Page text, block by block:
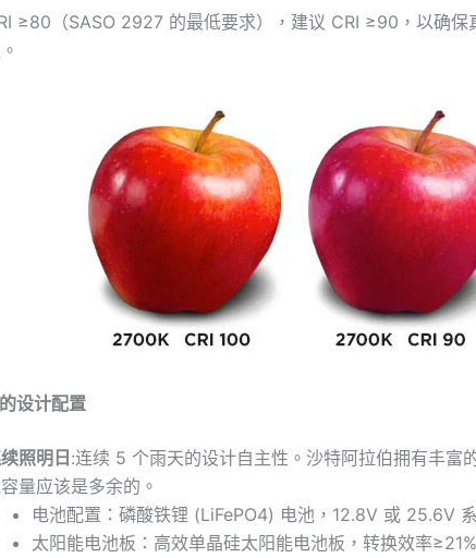
≥80（SASO 2927 的最低要求），建议 CRI ≥90，以确
设计配置
照明日:连续 5 个雨天的设计自主性。沙特阿拉伯拥有丰
量应该是多余的。
电池配置：磷酸铁锂 (LiFePO4) 电池，12.8V 或 25.6V
太阳能电池板：高效单晶硅太阳能电池板，转换效率